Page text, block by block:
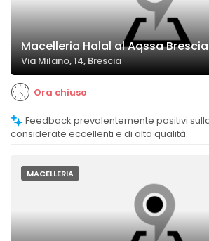
Macelleria Halal al Aqssa Brescia
Via Milano, 14, Brescia
Ora chiuso
considerate eccellenti e di alta qualità.
MACELLERIA